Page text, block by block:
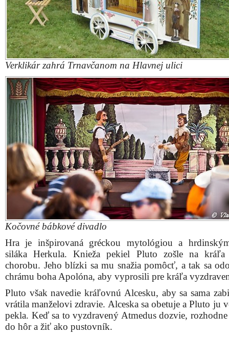
Verklikár zahrá Trnavčanom na Hlavnej ulici
Kočovné bábkové divadlo
Hra je inšpirovaná gréckou mytológiou a
siláka Herkula. Knieža pekiel Pluto zošle na kráľa
chorobu. Jeho blízki sa mu snažia pomôcť, a tak sa
chrámu boha Apolóna, aby vyprosili pre kráľa
Pluto však navedie kráľovnú Alcesku, aby sa sama
vrátila manželovi zdravie. Alceska sa obetuje a Pluto ju
pekla. Keď sa to vyzdravený Atmedus dozvie,
do hôr a žiť ako pustovník.